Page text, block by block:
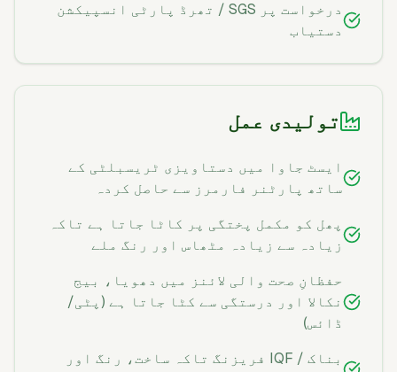
درخواست پر SGS / تھرڈ پارٹی انسپیکشن
دستیاب
تولیدی عمل
ایسٹ جاوا میں دستاویزی ٹریسبلٹی کے
ساتھ پارٹنر فارمرز سے حاصل کردہ
پھل کو مکمل پختگی پر کاٹا جاتا ہے تاکہ
زیادہ سے زیادہ مٹھاس اور رنگ ملے
حفظانِ صحت والی لائنز میں دھویا، بیج
نکالا اور درستگی سے کٹا جاتا ہے (پٹی/
ڈائس)
بناک / IQF فریزنگ تاکہ ساخت، رنگ اور